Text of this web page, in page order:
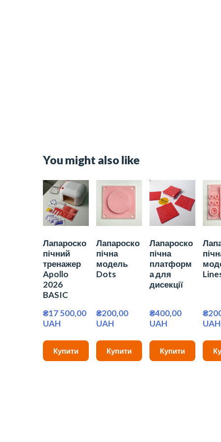
You might also like
Лапароско
пічний
тренажер
Apollo
2026
BASIC
₴17 500,00
UAH
Купити
Лапароско
пічна
модель
Dots
₴200,00
UAH
Купити
Лапароско
пічна
платформ
а для
дисекції
₴400,00
UAH
Купити
UAH